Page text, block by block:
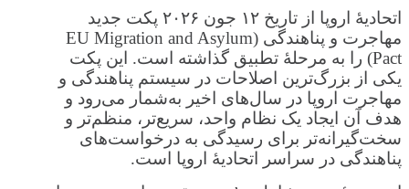
اتحادیهٔ اروپا از تاریخ ۱۲ جون ۲۰۲۶ پکت جدید
مهاجرت و پناهندگی (EU Migration and Asylum
Pact) را به مرحلهٔ تطبیق گذاشته است. این پکت
یکی از بزرگ‌ترین اصلاحات در سیستم پناهندگی و
مهاجرت اروپا در سال‌های اخیر به‌شمار می‌رود و
هدف آن ایجاد یک نظام واحد، سریع‌تر، منظم‌تر و
سخت‌گیرانه‌تر برای رسیدگی به درخواست‌های
پناهندگی در سراسر اتحادیهٔ اروپا است.